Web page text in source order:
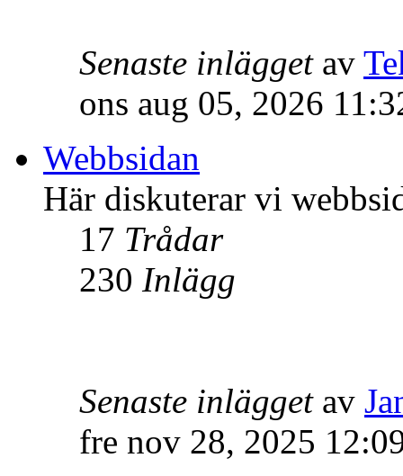
Senaste inläggetav
ons aug 05, 2026
Webbsidan
Här diskuterar vi
17 Trådar
230 Inlägg
Senaste inläggetav
fre nov 28, 2025